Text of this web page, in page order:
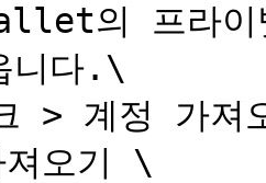
의 프라이
니다.\
오기 \